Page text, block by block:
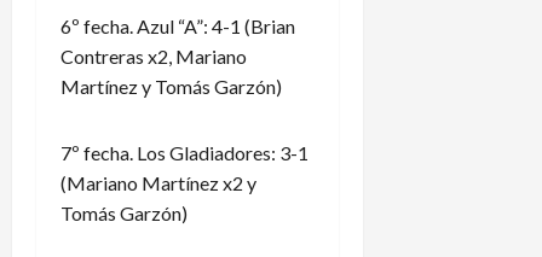
6º fecha. Azul “A”: 4-1 (Brian
Contreras x2, Mariano
Martínez y Tomás Garzón)
7º fecha. Los Gladiadores: 3-1
(Mariano Martínez x2 y
Tomás Garzón)